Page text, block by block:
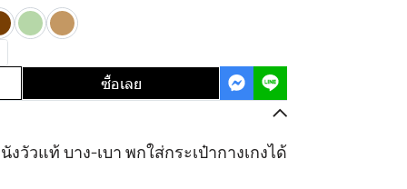
ซื้อเลย
งวัวแท้ บาง-เบา พกใส่กระเป๋ากางเกงได้